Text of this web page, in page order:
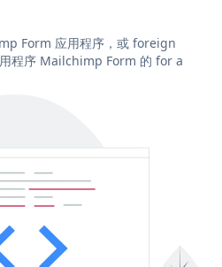
Form 应用程序，或 foreign
程序 Mailchimp Form 的 for a